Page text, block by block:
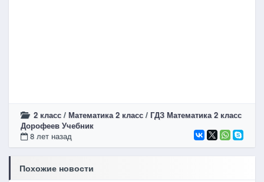
2 класс / Математика 2 класс / ГДЗ Математика 2 класс
Дорофеев Учебник
8 лет назад
Похожие новости